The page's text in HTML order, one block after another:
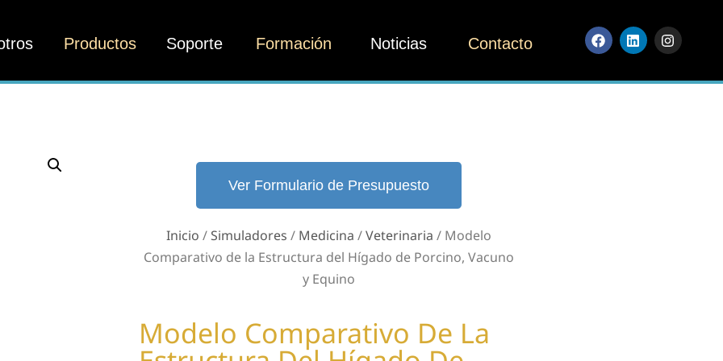
Productos Soporte Formación Noticias Contacto
Ver Formulario de Presupuesto
Inicio / Simuladores / Medicina /Veterinaria / Modelo
Comparativo de la Estructura del Hígado de Porcino, Vacuno
y Equino
Modelo Comparativo De La